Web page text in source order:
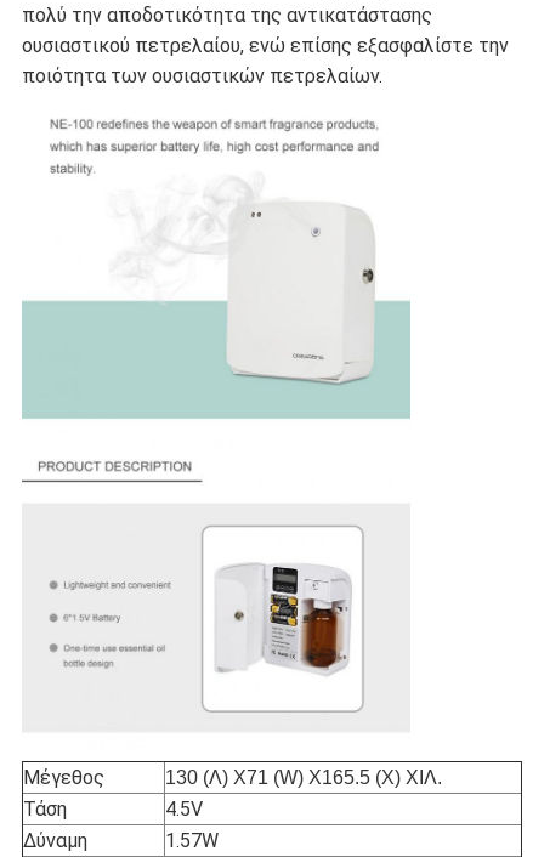
πολύ την αποδοτικότητα της αντικατάστασης
ουσιαστικού πετρελαίου, ενώ επίσης εξασφαλίστε την
ποιότητα των ουσιαστικών πετρελαίων.
Μέγεθος 130 (Λ) X71 (W) X165.5 (Χ) ΧΙΛ.
Τάση
4.5V
Δύναμη
1.57W